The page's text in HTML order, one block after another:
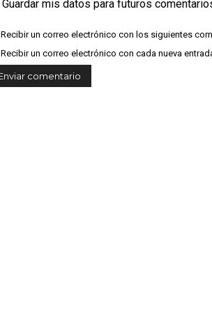
Guardar mis datos para futuros
Recibir un correo electrónico con los siguientes
Recibir un correo electrónico con cada nueva